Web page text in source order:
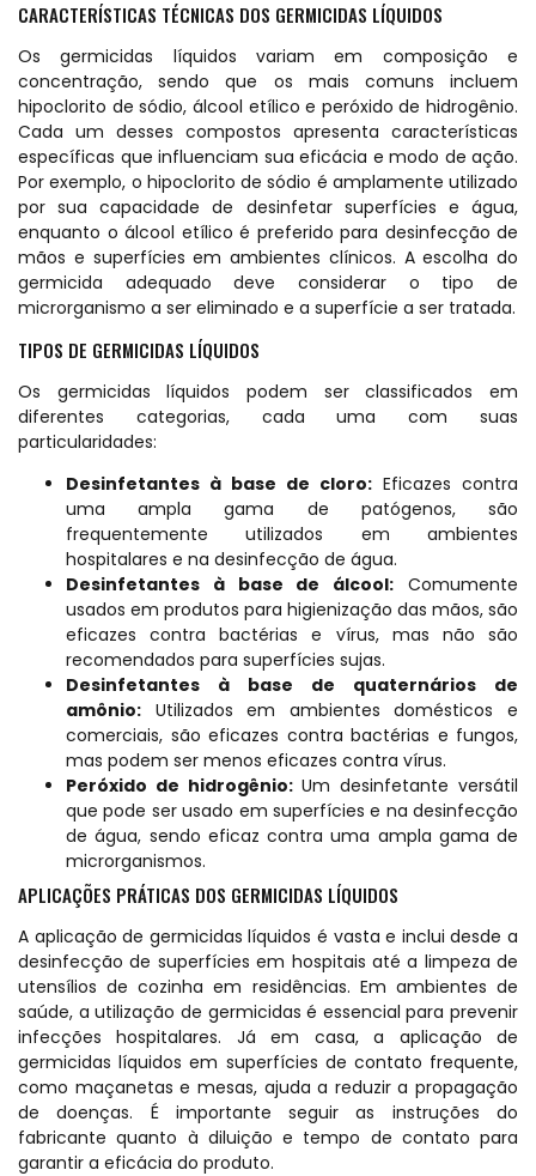
CARACTERÍSTICAS TÉCNICAS DOS GERMICIDAS LÍQUIDOS
Os germicidas líquidos variam em composição e
concentração, sendo que os mais comuns incluem
hipoclorito de sódio, álcool etílico e peróxido de hidrogênio.
Cada um desses compostos apresenta características
específicas que influenciam sua eficácia e modo de ação.
Por exemplo, o hipoclorito de sódio é amplamente utilizado
por sua capacidade de desinfetar superfícies e água,
enquanto o álcool etílico é preferido para desinfecção de
mãos e superfícies em ambientes clínicos. A escolha do
germicida adequado deve considerar o tipo de
microrganismo a ser eliminado e a superfície a ser tratada.
TIPOS DE GERMICIDAS LÍQUIDOS
Os germicidas líquidos podem ser classificados em
diferentes categorias, cada uma com suas
particularidades:
Desinfetantes à base de cloro: Eficazes contra
uma ampla gama de patógenos, são
frequentemente utilizados em ambientes
hospitalares e na desinfecção de água.
Desinfetantes à base de álcool: Comumente
usados em produtos para higienização das mãos, são
eficazes contra bactérias e vírus, mas não são
recomendados para superfícies sujas.
Desinfetantes à base de quaternários de
amônio: Utilizados em ambientes domésticos e
comerciais, são eficazes contra bactérias e fungos,
mas podem ser menos eficazes contra vírus.
Peróxido de hidrogênio:Um desinfetante versátil
que pode ser usado em superfícies e na desinfecção
de água, sendo eficaz contra uma ampla gama de
microrganismos.
APLICAÇÕES PRÁTICAS DOS GERMICIDAS LÍQUIDOS
A aplicação de germicidas líquidos é vasta e inclui desde a
desinfecção de superfícies em hospitais até a limpeza de
utensílios de cozinha em residências. Em ambientes de
saúde, a utilização de germicidas é essencial para prevenir
infecções hospitalares. Já em casa, a aplicação de
germicidas líquidos em superfícies de contato frequente,
como maçanetas e mesas, ajuda a reduzir a propagação
de doenças. É importante seguir as instruções do
fabricante quanto à diluição e tempo de contato para
garantir a eficácia do produto.